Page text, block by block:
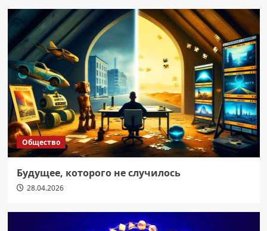
Общество
Будущее, которого не случилось
28.04.2026